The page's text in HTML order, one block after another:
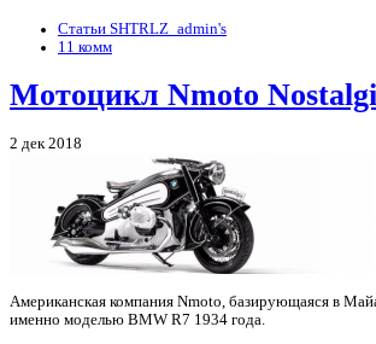
Статьи SHTRLZ_admin's
11 комм
Мотоцикл Nmoto
2 дек 2018
Американская компания Nmoto, базирующаяся в
именно моделью BMW R7 1934 года.